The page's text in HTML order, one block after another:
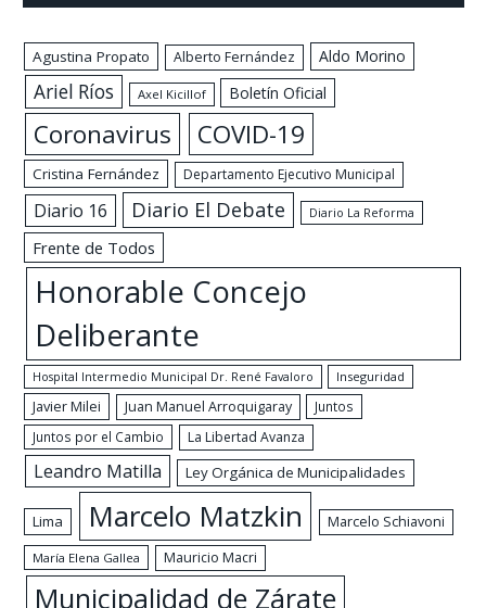
Agustina Propato Alberto Fernández Aldo Morino
Ariel Ríos Axel Kicillof Boletín Oficial
Coronavirus COVID-19
Cristina Fernández Departamento Ejecutivo Municipal
Diario 16 Diario El Debate Diario La Reforma
Frente de Todos
Honorable Concejo
Deliberante
Hospital Intermedio Municipal Dr. René Favaloro Inseguridad
Javier Milei Juan Manuel Arroquigaray
Juntos
Juntos por el Cambio
La Libertad Avanza
Leandro Matilla Ley Orgánica de Municipalidades
Lima Marcelo Matzkin Marcelo Schiavoni
María Elena Gallea Mauricio Macri
Municipalidad de Zárate